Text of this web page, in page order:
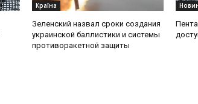
Країна
Зеленский назвал сроки создания
украинской баллистики и системы
противоракетной защиты